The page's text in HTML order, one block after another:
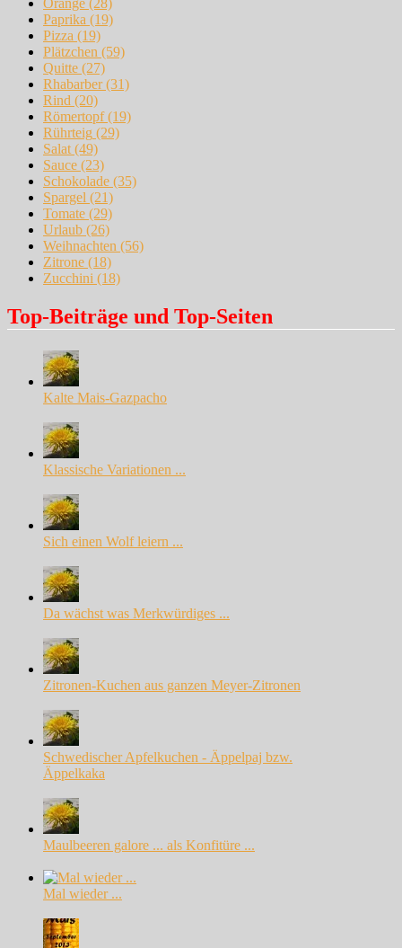
Paprika (19)
Pizza (19)
Plätzchen (59)
Quitte (27)
Rhabarber(31)
Rind (20)
Römertopf(19)
Rührteig (29)
Salat (49)
Sauce (23)
Schokolade (35)
Spargel (21)
Tomate (29)
Urlaub (26)
Weihnachten (56)
Zitrone (18)
Zucchini (18)
Top-Beiträge und Top-Seiten
Kalte Mais-Gazpacho
Klassische Variationen ...
Sich einen Wolf leiern ...
Da wächst was Merkwürdiges ...
Zitronen-Kuchen aus ganzen Meyer-Zitronen
Schwedischer Apfelkuchen - Äppelpaj bzw.
Äppelkaka
Maulbeeren galore ... als Konfitüre ...
Mal wieder ...